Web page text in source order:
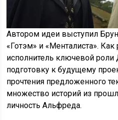
Автором идеи выступил
«Готэм» и «Менталиста». Как
исполнитель ключевой
подготовку к будущему
прочтения предложенного
множество историй из
личность Альфреда.